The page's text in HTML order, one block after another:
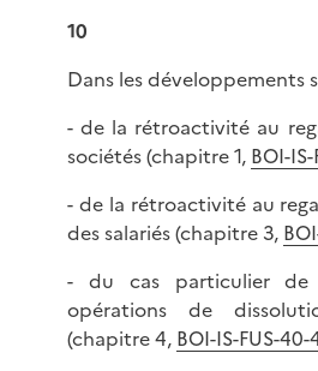
10
Dans les développements
- de la rétroactivité au
sociétés (chapitre 1, BOI-
- de la rétroactivité au
des salariés (chapitre 3,
- du cas particulier de
opérations de
(chapitre 4, BOI-IS-FUS-40-